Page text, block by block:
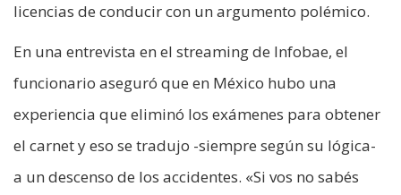
licencias de conducir con un argumento polémico.
En una entrevista en el streaming de Infobae, el
funcionario aseguró que en México hubo una
experiencia que eliminó los exámenes para obtener
el carnet y eso se tradujo -siempre según su lógica-
a un descenso de los accidentes. «Si vos no sabés